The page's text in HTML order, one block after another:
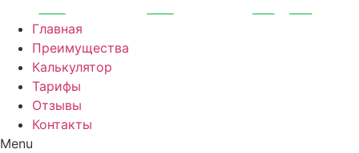
Перейти
содержимому
Главная
Преимущества
Калькулятор
Тарифы
Отзывы
Контакты
Menu